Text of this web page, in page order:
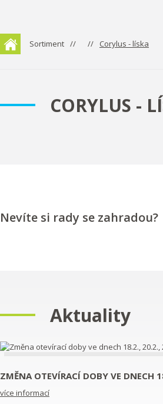
Sortiment Corylus - líska
CORYLUS -
Nevíte si rady se zahradou?
Aktuality
ZMĚNA OTEVÍRACÍ DOBY VE DNECH
více informací